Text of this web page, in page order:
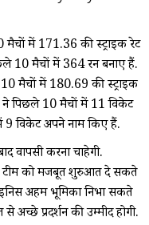
में 171.36 की स्ट्राइक रेट
10 मैचों में 364 रन बनाए हैं.
मैचों में 180.69 की स्ट्राइक
ने पिछले 10 मैचों में 11 विकेट
विकेट अपने नाम किए हैं.
वापसी करना चाहेगी.
टीम को मजबूत शुरुआत दे सकते
अहम भूमिका निभा सकते
अच्छे प्रदर्शन की उम्मीद होगी.